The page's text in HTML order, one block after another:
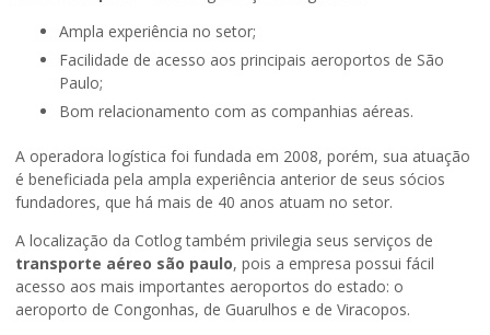
ampla experiência no setor;
facilidade de acesso aos principais aeroportos de São
Paulo;
bom relacionamento com as companhias aéreas.
A operadora logística foi fundada em 2008, porém, sua atuação
é beneficiada pela ampla experiência anterior de seus sócios
fundadores, que há mais de 40 anos atuam no setor.
A localização da Cotlog também privilegia seus serviços de
transporte aéreo são paulo, pois a empresa possui fácil
acesso aos mais importantes aeroportos do estado: o
aeroporto de Congonhas, de Guarulhos e de Viracopos.